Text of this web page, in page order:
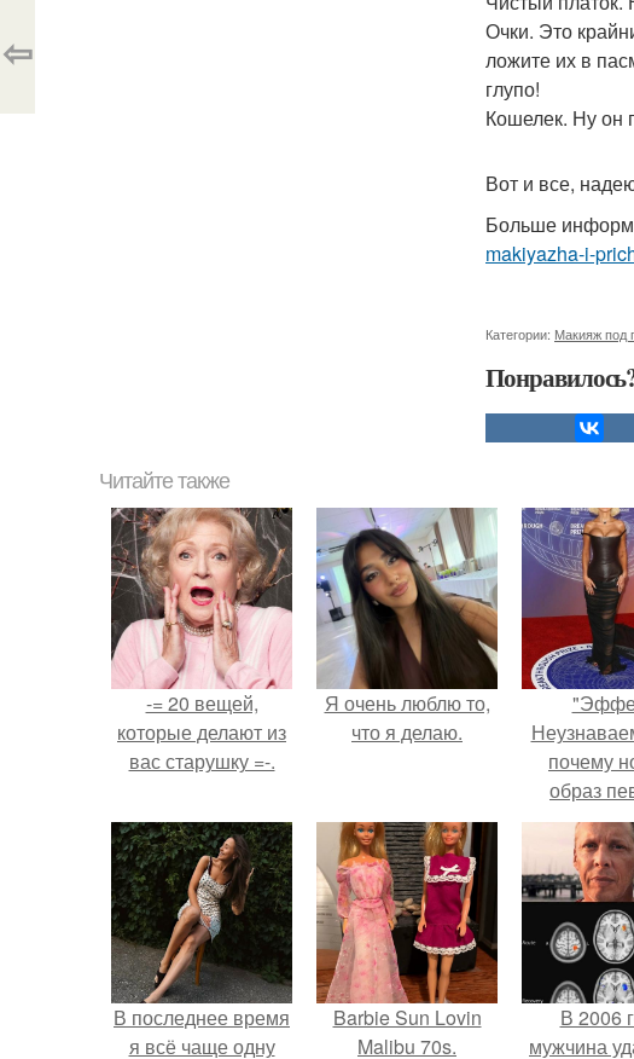
Очки. Это
ложите их в
глупо!
Кошелек. Ну он
Вот и все,
Больше
makiyazha-i-
Категории: Макияж под
⇦
Читайте также
-= 20 вещей,
которые делают из
вас старушку =-.
Я очень люблю то,
что я делаю.
почему
образ
вызвал
В последнее время
я всё чаще одну
Barbie Sun Lovin
Malibu 70s.
В 2006
мужчина